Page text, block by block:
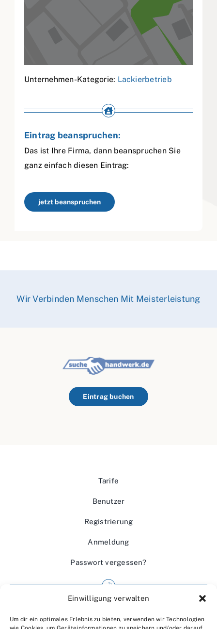
Einwilligung verwalten
Um dir ein optimales Erlebnis zu bieten, verwenden wir Technologien
Unternehmen-Kategorie: Lackierbetrieb
Eintrag beanspruchen:
Das ist Ihre Firma, dann beanspruchen Sie
ganz einfach diesen Eintrag:
jetzt beanspruchen
Wir Verbinden Menschen Mit Meisterleistung
Eintrag buchen
Tarife
Benutzer
Registrierung
Anmeldung
Passwort vergessen?
Wir über uns